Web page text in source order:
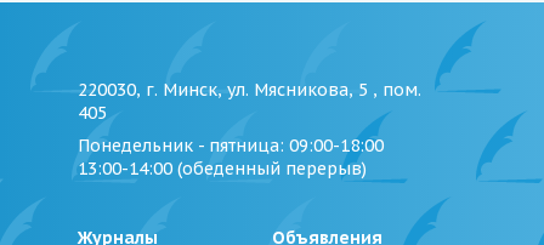
220030, г. Минск, ул. Мясникова, 5 , пом.
405
Понедельник - пятница: 09:00-18:00
13:00-14:00 (обеденный перерыв)
Журналы
Объявления